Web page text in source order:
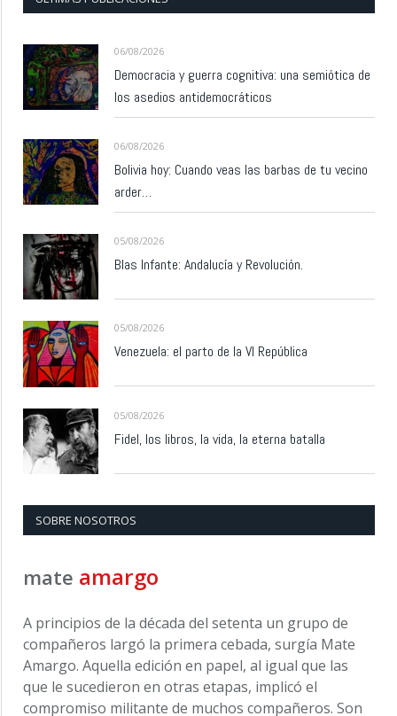
06/08/2026
Democracia y guerra cognitiva: una semiótica de
los asedios antidemocráticos
06/08/2026
Bolivia hoy: Cuando veas las barbas de tu vecino
arder…
05/08/2026
Blas Infante: Andalucía y Revolución.
05/08/2026
Venezuela: el parto de la VI República
05/08/2026
Fidel, los libros, la vida, la eterna batalla
SOBRE NOSOTROS
mate amargo
A principios de la década del setenta un grupo de
compañeros largó la primera cebada, surgía Mate
Amargo. Aquella edición en papel, al igual que las
que le sucedieron en otras etapas, implicó el
compromiso militante de muchos compañeros. Son